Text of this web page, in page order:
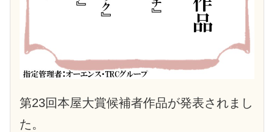
第23回本屋大賞候補者作品が発表されまし
た。